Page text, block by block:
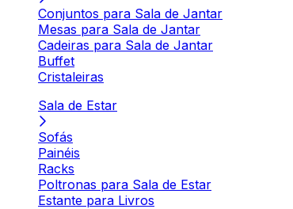
Conjuntos para Sala de Jantar
Mesas para Sala de Jantar
Cadeiras para Sala de Jantar
Buffet
Cristaleiras
Sala de Estar
Sofás
Painéis
Racks
Poltronas para Sala de Estar
Estante para Livros